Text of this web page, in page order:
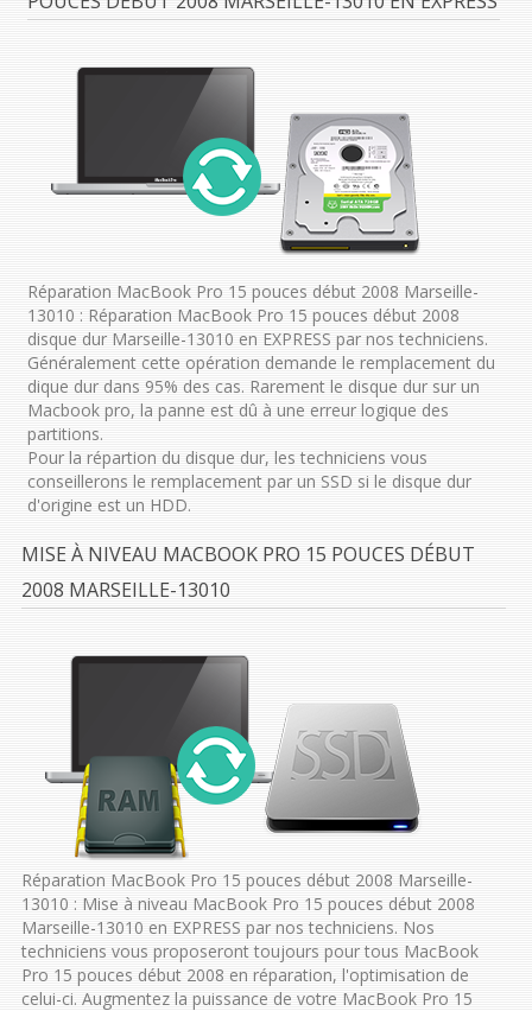
Réparation MacBook Pro 15 pouces début 2008 Marseille-
13010 : Réparation MacBook Pro 15 pouces début 2008
disque dur Marseille-13010 en EXPRESS par nos techniciens.
Généralement cette opération demande le remplacement du
dique dur dans 95% des cas. Rarement le disque dur sur un
Macbook pro, la panne est dû à une erreur logique des
partitions.
Pour la répartion du disque dur, les techniciens vous
conseillerons le remplacement par un SSD si le disque dur
d'origine est un HDD.
MISE À NIVEAU MACBOOK PRO 15 POUCES DÉBUT
2008 MARSEILLE-13010
Réparation MacBook Pro 15 pouces début 2008 Marseille-
13010 : Mise à niveau MacBook Pro 15 pouces début 2008
Marseille-13010 en EXPRESS par nos techniciens. Nos
techniciens vous proposeront toujours pour tous MacBook
Pro 15 pouces début 2008 en réparation, l'optimisation de
celui-ci. Augmentez la puissance de votre MacBook Pro 15